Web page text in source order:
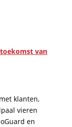
van
klanten,
vieren
en